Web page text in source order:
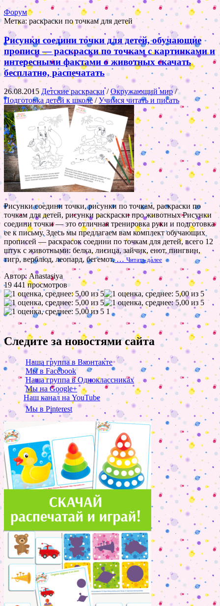
Форум
Метка:раскраски по точкам для детей
Рисунки соедини точки для детей, обучающие
прописи — раскраски по точкам с картинками и
интересными фактами о животных скачать
бесплатно, распечатать
26.08.2015Детские раскраски/Окружающий мир/
Подготовка детей к школе/Учимся читать и писать
Рисунки соедини точки, рисунки по точкам, раскраски по
точкам для детей, рисунки раскраски про животных Рисунки
соедини точки — это отличная тренировка руки и подготовка
ее к письму. Здесь мы предлагаем вам комплект обучающих
прописей — раскрасок соедини по точкам для детей, всего 12
штук с животными: белка, лисица, зайчик, енот, пингвин,
тигр, верблюд, леопард, бегемот,…Читать далее
Автор: Anastasiya
19 441 просмотров
1
Следите за новостями сайта
Наша группа в Вконтакте
Мы в Facebook
Наша группа в Одноклассниках
Мы на Google+
Наш канал на YouTube
Мы в Pinterest